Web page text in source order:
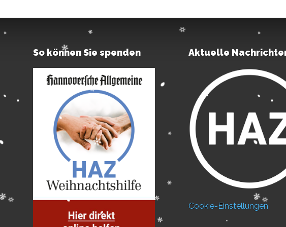
So können Sie spenden Aktuelle
Cookie-Einstellungen